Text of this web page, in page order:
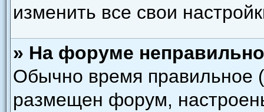
изменить все свои
» На форуме
Обычно время правильное
размещен форум,